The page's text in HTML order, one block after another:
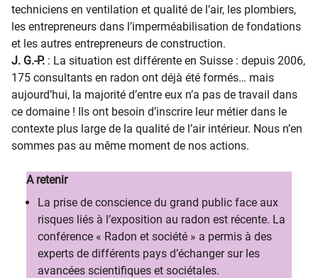
techniciens en ventilation et qualité de l’air, les plombiers,
les entrepreneurs dans l’imperméabilisation de fondations
et les autres entrepreneurs de construction.
J. G.-P. : La situation est différente en Suisse : depuis 2006,
175 consultants en radon ont déjà été formés… mais
aujourd’hui, la majorité d’entre eux n’a pas de travail dans
ce domaine ! Ils ont besoin d’inscrire leur métier dans le
contexte plus large de la qualité de l’air intérieur. Nous n’en
sommes pas au même moment de nos actions.
A retenir
La prise de conscience du grand public face aux
risques liés à l’exposition au radon est récente. La
conférence « Radon et société » a permis à des
experts de différents pays d’échanger sur les
avancées scientifiques et sociétales.